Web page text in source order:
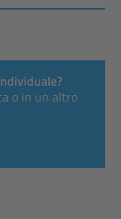
o in un altro